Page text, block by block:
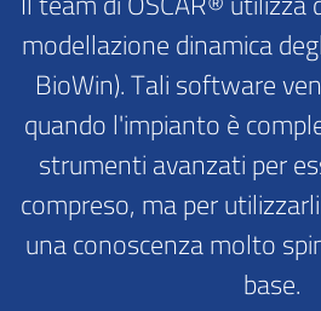
modellazione dinamica
BioWin). Tali software
quando l'impianto è
strumenti avanzati per
compreso, ma per
una conoscenza molto
base.